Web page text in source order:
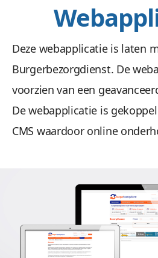
Deze webapplicatie is laten
Burgerbezorgdienst. De
voorzien van een
De webapplicatie is
CMS waardoor online